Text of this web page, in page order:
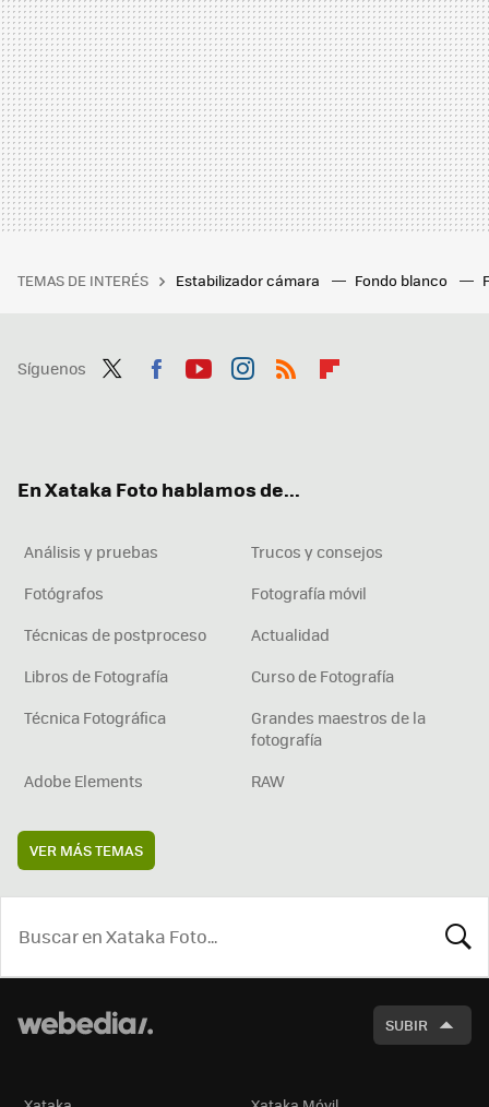
TEMAS DE INTERÉS Estabilizador cámara Fondo blanco
Síguenos
En Xataka Foto hablamos de...
Análisis y pruebas
Trucos y consejos
Fotógrafos
Fotografía móvil
Técnicas de postproceso
Actualidad
Libros de Fotografía
Curso de Fotografía
Técnica Fotográfica
Grandes maestros de la
fotografía
Adobe Elements
RAW
VER MÁS TEMAS
SUBIR